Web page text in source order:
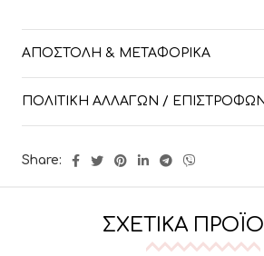
ΑΠΟΣΤΟΛΉ & ΜΕΤΑΦΟΡΙΚΆ
ΠΟΛΙΤΙΚΉ ΑΛΛΑΓΏΝ /
Share:
ΣΧΕΤΙΚΆ